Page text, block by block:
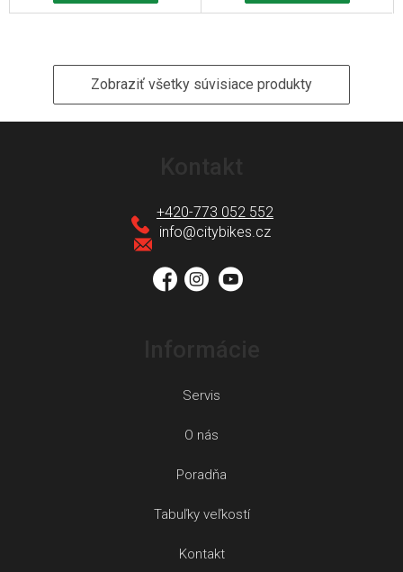
Zobraziť všetky súvisiace produkty
info@citybikes.cz
+420-773 052 552
Servis
O nás
Poradňa
Tabuľky veľkostí
Kontakt